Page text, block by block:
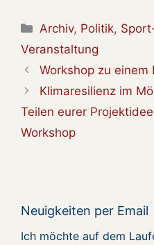
Kategorien
Archiv, Politik,
Veranstaltung
Workshop zu einem
Klimaresilienz im
Teilen eurer
Workshop
Neuigkeiten per Email
Ich möchte auf dem